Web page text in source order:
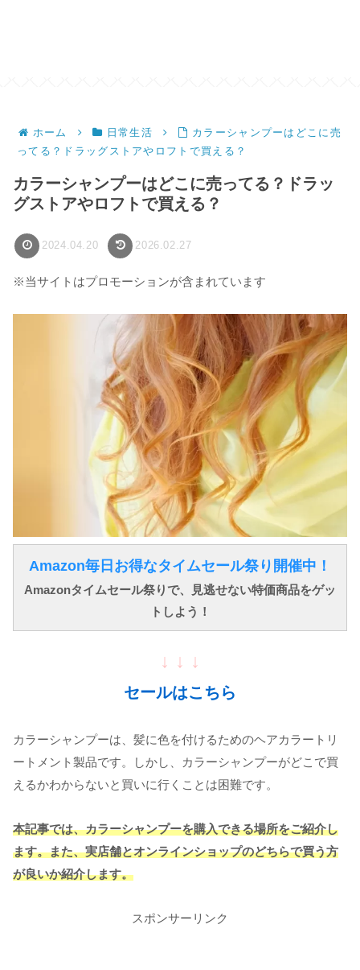
ホーム 日常生活
カラーシャンプーはどこに売
ってる？ドラッグストアやロフトで買える？
カラーシャンプーはどこに売ってる？ドラッ
グストアやロフトで買える？
2024.04.20 2026.02.27
※当サイトはプロモーションが含まれています
Amazon毎日お得なタイムセール祭り開催中！
Amazonタイムセール祭りで、見逃せない特価商品をゲッ
トしよう！
↓ ↓ ↓
セールはこちら
カラーシャンプーは、髪に色を付けるためのヘアカラートリ
ートメント製品です。しかし、カラーシャンプーがどこで買
えるかわからないと買いに行くことは困難です。
本記事では、カラーシャンプーを購入できる場所をご紹介し
ます。また、実店舗とオンラインショップのどちらで買う方
が良いか紹介します。
スポンサーリンク